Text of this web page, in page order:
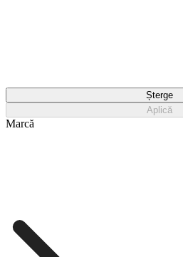
Șterge
Aplică
Marcă